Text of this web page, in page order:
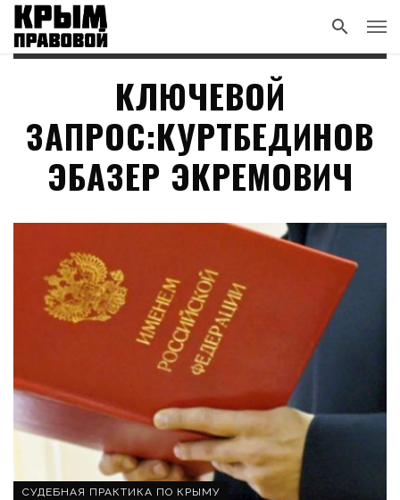
КЛЮЧЕВОЙ
ЗАПРОС:КУРТБЕДИНОВ
ЭБАЗЕР ЭКРЕМОВИЧ
СУДЕБНАЯ ПРАКТИКА ПО КРЫМУ